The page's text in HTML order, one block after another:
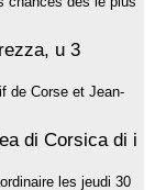
u 3
de Corse et Jean-
di Corsica di i
les jeudi 30